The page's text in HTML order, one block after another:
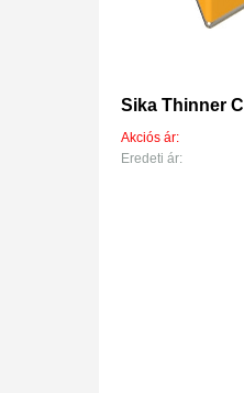
Sika Thinner C
Akciós ár:
Eredeti ár: